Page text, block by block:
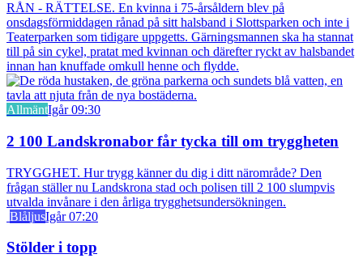
RÅN - RÄTTELSE. En kvinna i 75-årsåldern blev på
onsdagsförmiddagen rånad på sitt halsband i Slottsparken och inte i
Teaterparken som tidigare uppgetts. Gärningsmannen ska ha stannat
till på sin cykel, pratat med kvinnan och därefter ryckt av halsbandet
innan han knuffade omkull henne och flydde.
AllmäntIgår 09:30
2 100 Landskronabor får tycka till om tryggheten
TRYGGHET. Hur trygg känner du dig i ditt närområde? Den
frågan ställer nu Landskrona stad och polisen till 2 100 slumpvis
utvalda invånare i den årliga trygghetsundersökningen.
BlåljusIgår 07:20
Stölder i topp